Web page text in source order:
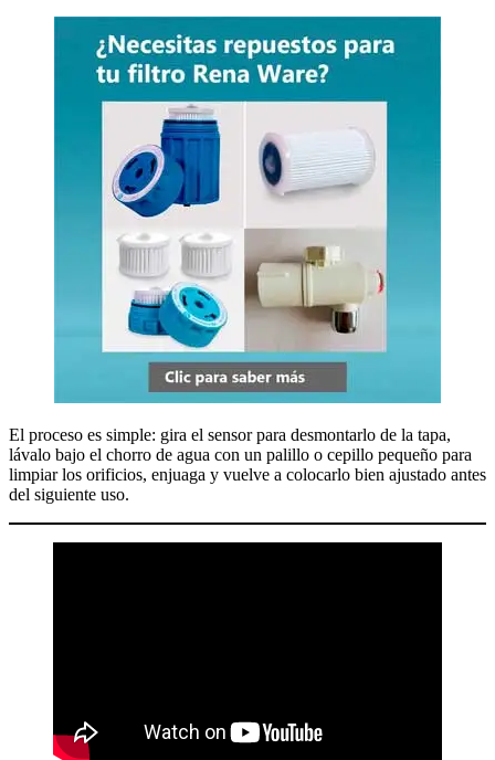
El proceso es simple: gira el sensor para desmontarlo de la tapa,
lávalo bajo el chorro de agua con un palillo o cepillo pequeño para
limpiar los orificios, enjuaga y vuelve a colocarlo bien ajustado antes
del siguiente uso.